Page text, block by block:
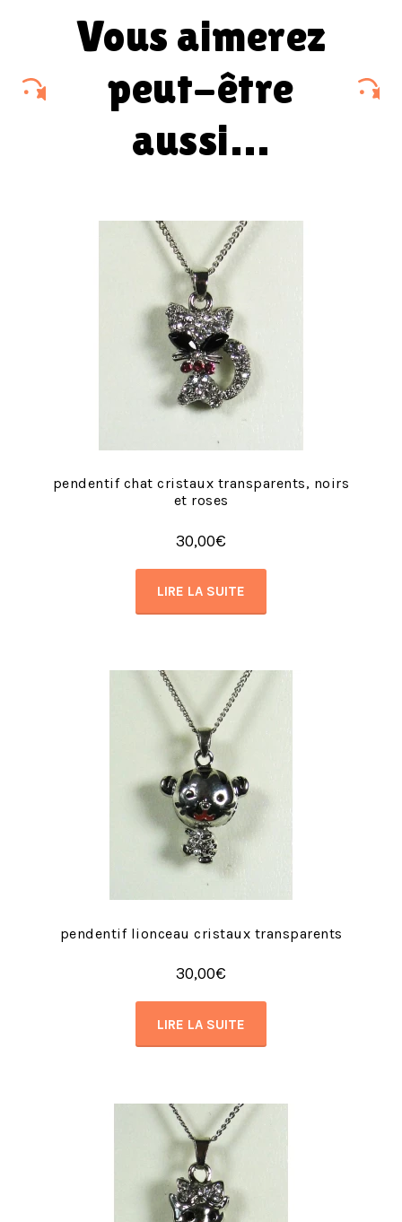
vous aimerez
peut-être
aussi…
pendentif chat cristaux transparents, noirs
et roses
30,00€
LIRE LA SUITE
pendentif lionceau cristaux transparents
30,00€
LIRE LA SUITE